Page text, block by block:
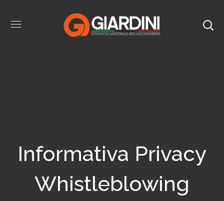
Informativa Privacy
Whistleblowing